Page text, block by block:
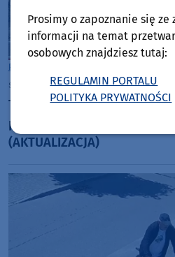
Powiat Kościerski
środa, 29 lipca 2026, 13:05 3
To była trudna akcja -
pożar hali z laminatami w
(AKTUALIZACJA)
Prosimy o zapoznanie się
informacji na temat
osobowych znajdziesz tutaj:
REGULAMIN PORTALU
POLITYKA PRYWATNOŚCI